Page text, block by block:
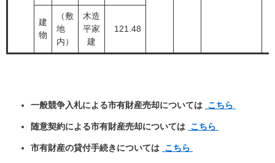
建
物
（敷
地
内）
木造
平家
建
121.48
一般競争入札による市有財産売却については こちら
随意契約による市有財産売却については こちら
市有財産の貸付手続きについては こちら